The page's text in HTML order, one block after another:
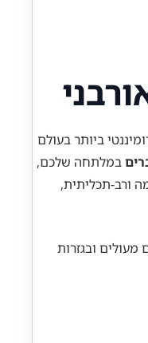
ביותר בעולם
במלתחה שלכם,
ורב-תכליתית,
ובגזרות